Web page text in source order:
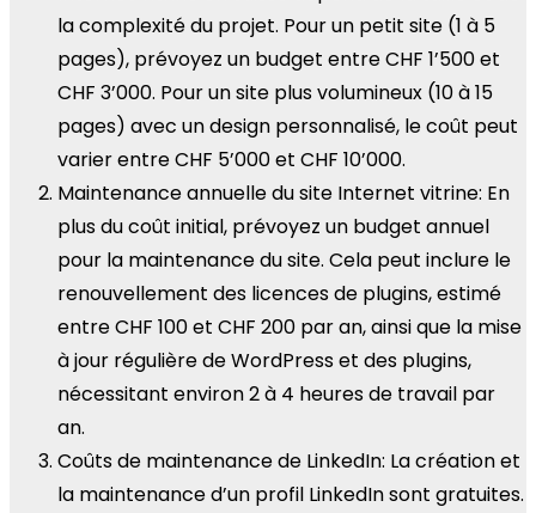
la complexité du projet. Pour un petit site (1 à 5
pages), prévoyez un budget entre CHF 1’500 et
CHF 3’000. Pour un site plus volumineux (10 à 15
pages) avec un design personnalisé, le coût peut
varier entre CHF 5’000 et CHF 10’000.
Maintenance annuelle du site Internet vitrine: En
plus du coût initial, prévoyez un budget annuel
pour la maintenance du site. Cela peut inclure le
renouvellement des licences de plugins, estimé
entre CHF 100 et CHF 200 par an, ainsi que la mise
à jour régulière de WordPress et des plugins,
nécessitant environ 2 à 4 heures de travail par
an.
Coûts de maintenance de LinkedIn: La création et
la maintenance d’un profil LinkedIn sont gratuites.